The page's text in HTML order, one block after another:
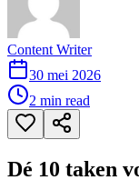
Content Writer
30 mei 2026
2 min read
Dé 10 taken